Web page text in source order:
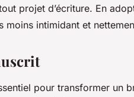
projet d’écriture. En
moins intimidant et
pour transformer un